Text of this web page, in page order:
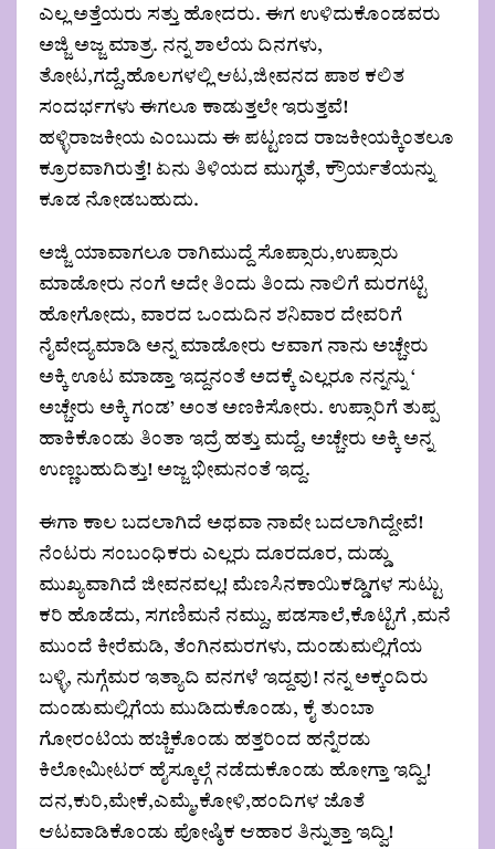
ಎಲ್ಲ ಅತ್ತೆಯರು ಸತ್ತು ಹೋದರು. ಈಗ ಉಳಿದುಕೊಂಡವರು
ಅಜ್ಜಿ ಅಜ್ಜ ಮಾತ್ರ. ನನ್ನ ಶಾಲೆಯ ದಿನಗಳು,
ತೋಟ,ಗದ್ದೆ,ಹೊಲಗಳಲ್ಲಿ ಆಟ,ಜೀವನದ ಪಾಠ ಕಲಿತ
ಸಂದರ್ಭಗಳು ಈಗಲೂ ಕಾಡುತ್ತಲೇ ಇರುತ್ತವೆ!
ಹಳ್ಳಿರಾಜಕೀಯ ಎಂಬುದು ಈ ಪಟ್ಟಣದ ರಾಜಕೀಯಕ್ಕಿಂತಲೂ
ಕ್ರೂರವಾಗಿರುತ್ತೆ! ಏನು ತಿಳಿಯದ ಮುಗ್ಧತೆ, ಕ್ರೌರ್ಯತೆಯನ್ನು
ಕೂಡ ನೋಡಬಹುದು.
ಅಜ್ಜಿ ಯಾವಾಗಲೂ ರಾಗಿಮುದ್ದೆ ಸೊಪ್ಸಾರು,ಉಪ್ಸಾರು
ಮಾಡೋರು ನಂಗೆ ಅದೇ ತಿಂದು ತಿಂದು ನಾಲಿಗೆ ಮರಗಟ್ಟಿ
ಹೋಗೋದು, ವಾರದ ಒಂದುದಿನ ಶನಿವಾರ ದೇವರಿಗೆ
ನೈವೇದ್ಯಮಾಡಿ ಅನ್ನ ಮಾಡೋರು ಆವಾಗ ನಾನು ಅಚ್ಚೇರು
ಅಕ್ಕಿ ಊಟ ಮಾಡ್ತಾ ಇದ್ದನಂತೆ ಅದಕ್ಕೆ ಎಲ್ಲರೂ ನನ್ನನ್ನು ‘
ಅಚ್ಚೇರು ಅಕ್ಕಿ ಗಂಡ’ ಅಂತ ಅಣಕಿಸೋರು. ಉಪ್ಸಾರಿಗೆ ತುಪ್ಪ
ಹಾಕಿಕೊಂಡು ತಿಂತಾ ಇದ್ರೆ ಹತ್ತು ಮದ್ದೆ, ಅಚ್ಚೇರು ಅಕ್ಕಿ ಅನ್ನ
ಉಣ್ಣಬಹುದಿತ್ತು! ಅಜ್ಜ ಭೀಮನಂತೆ ಇದ್ದ.
ಈಗಾ ಕಾಲ ಬದಲಾಗಿದೆ ಅಥವಾ ನಾವೇ ಬದಲಾಗಿದ್ದೇವೆ!
ನೆಂಟರು ಸಂಬಂಧಿಕರು ಎಲ್ಲರು ದೂರದೂರ, ದುಡ್ಡು
ಮುಖ್ಯವಾಗಿದೆ ಜೀವನವಲ್ಲ! ಮೆಣಸಿನಕಾಯಿಕಡ್ಡಿಗಳ ಸುಟ್ಟು
ಕರಿ ಹೊಡೆದು, ಸಗಣಿಮನೆ ನಮ್ದು, ಪಡಸಾಲೆ,ಕೊಟ್ಟಿಗೆ ,ಮನೆ
ಮುಂದೆ ಕೀರೆಮಡಿ, ತೆಂಗಿನಮರಗಳು, ದುಂಡುಮಲ್ಲಿಗೆಯ
ಬಳ್ಳಿ, ನುಗ್ಗೆಮರ ಇತ್ಯಾದಿ ವನಗಳೆ ಇದ್ದವು! ನನ್ನ ಅಕ್ಕಂದಿರು
ದುಂಡುಮಲ್ಲಿಗೆಯ ಮುಡಿದುಕೊಂಡು, ಕೈ ತುಂಬಾ
ಗೋರಂಟಿಯ ಹಚ್ಚಿಕೊಂಡು ಹತ್ತರಿಂದ ಹನ್ನೆರಡು
ಕಿಲೋಮೀಟರ್ ಹೈಸ್ಕೂಲ್ಗೆ ನಡೆದುಕೊಂಡು ಹೋಗ್ತಾ ಇದ್ವಿ!
ದನ,ಕುರಿ,ಮೇಕೆ,ಎಮ್ಮೆ,ಕೋಳಿ,ಹಂದಿಗಳ ಜೊತೆ
ಆಟವಾಡಿಕೊಂಡು ಪೋಷ್ಠಿಕ ಆಹಾರ ತಿನ್ನುತ್ತಾ ಇದ್ವಿ!